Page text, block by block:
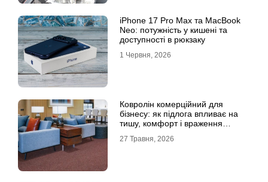
iPhone 17 Pro Max та MacBook
Neo: потужність у кишені та
доступності в рюкзаку
1 Червня, 2026
Ковролін комерційний для
бізнесу: як підлога впливає на
тишу, комфорт і враження
27 Травня, 2026